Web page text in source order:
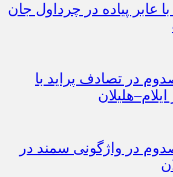
برخورد پژو ۲۰۶ با عابر پیاده در چرداول جان
و ۴ مصدوم در تصادف پراید با
و ۳ مصدوم در واژگونی سمند در